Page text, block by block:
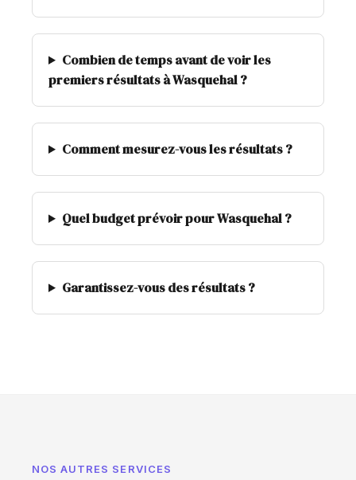
Combien de temps avant de voir les
premiers résultats à Wasquehal ?
Comment mesurez-vous les résultats ?
Quel budget prévoir pour Wasquehal ?
Garantissez-vous des résultats ?
NOS AUTRES SERVICES